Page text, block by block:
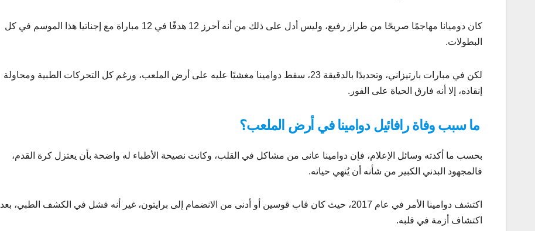
كان دوميانا مهاجمًا صريحًا من طراز رفيع، وليس أدل على ذلك من أنه أحرز 12 هدفًا في 12 مباراة مع إجناتيا هذا الموسم في كل
البطولات.
لكن في مبارات بارتيزاني، وتحديدًا بالدقيقة 23، سقط دوامينا مغشيًا عليه على أرض الملعب، ورغم كل التحركات الطبية ومحاولة
إنقاذه، إلا أنه فارق الحياة على الفور.
ما سبب وفاة رافائيل دوامينا في أرض الملعب؟
بحسب ما أكدته وسائل الإعلام، فإن دوامينا عانى من مشاكل في القلب، وكانت نصيحة الأطباء له واضحة بأن يعتزل كرة القدم،
فالمجهود البدني الكبير من شأنه أن يُنهي حياته.
اكتشف دوامينا الأمر في عام 2017، حيث كان قاب قوسين أو أدنى من الانضمام إلى برايتون، غير أنه فشل في الكشف الطبي، بعد
اكتشاف أزمة في قلبه.